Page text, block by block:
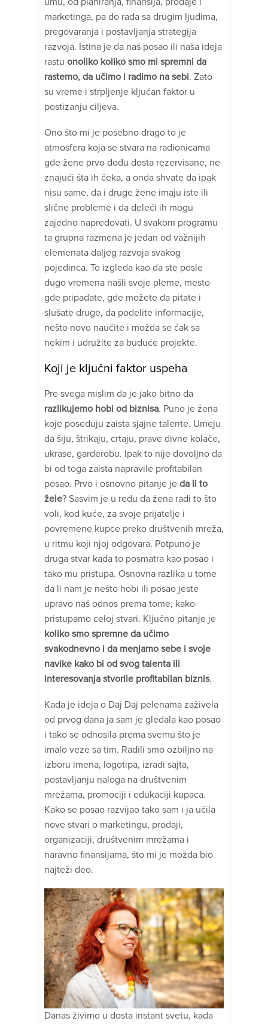
marketinga, pa do rada sa drugim ljudima,
pregovaranja i postavljanja strategija
razvoja. Istina je da naš posao ili naša ideja
rastu onoliko koliko smo mi spremni da
rastemo, da učimo i radimo na sebi. Zato
su vreme i strpljenje ključan faktor u
postizanju ciljeva.
Ono što mi je posebno drago to je
atmosfera koja se stvara na radionicama
gde žene prvo dođu dosta rezervisane, ne
znajući šta ih čeka, a onda shvate da ipak
nisu same, da i druge žene imaju iste ili
slične probleme i da deleći ih mogu
zajedno napredovati. U svakom programu
ta grupna razmena je jedan od važnijih
elemenata daljeg razvoja svakog
pojedinca. To izgleda kao da ste posle
dugo vremena našli svoje pleme, mesto
gde pripadate, gde možete da pitate i
slušate druge, da podelite informacije,
nešto novo naučite i možda se čak sa
nekim i udružite za buduće projekte.
Koji je ključni faktor uspeha
Pre svega mislim da je jako bitno da
razlikujemo hobi od biznisa. Puno je žena
koje poseduju zaista sjajne talente. Umeju
da šiju, štrikaju, crtaju, prave divne kolače,
ukrase, garderobu. Ipak to nije dovoljno da
bi od toga zaista napravile profitabilan
posao. Prvo i osnovno pitanje je da li to
žele? Sasvim je u redu da žena radi to što
voli, kod kuće, za svoje prijatelje i
povremene kupce preko društvenih mreža,
u ritmu koji njoj odgovara. Potpuno je
druga stvar kada to posmatra kao posao i
tako mu pristupa. Osnovna razlika u tome
da li nam je nešto hobi ili posao jeste
upravo naš odnos prema tome, kako
pristupamo celoj stvari. Ključno pitanje je
koliko smo spremne da učimo
svakodnevno i da menjamo sebe i svoje
navike kako bi od svog talenta ili
interesovanja stvorile profitabilan biznis.
Kada je ideja o Daj Daj pelenama zaživela
od prvog dana ja sam je gledala kao posao
i tako se odnosila prema svemu što je
imalo veze sa tim. Radili smo ozbiljno na
izboru imena, logotipa, izradi sajta,
postavljanju naloga na društvenim
mrežama, promociji i edukaciji kupaca.
Kako se posao razvijao tako sam i ja učila
nove stvari o marketingu, prodaji,
organizaciji, društvenim mrežama i
naravno finansijama, što mi je možda bio
najteži deo.
Danas živimo u dosta instant svetu, kada